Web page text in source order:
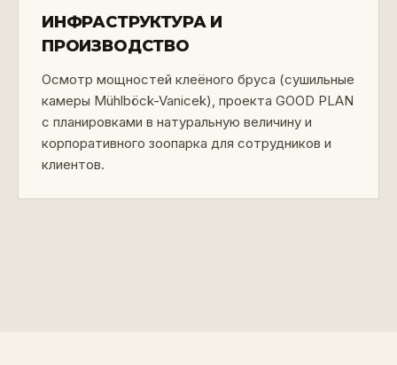
ИНФРАСТРУКТУРА И
ПРОИЗВОДСТВО
Осмотр мощностей клеёного бруса (сушильные
камеры Mühlböck-Vanicek), проекта GOOD PLAN
с планировками в натуральную величину и
корпоративного зоопарка для сотрудников и
клиентов.